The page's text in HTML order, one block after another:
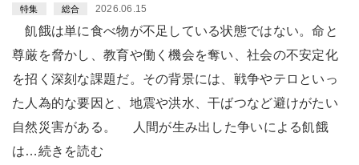
特集 総合 2026.06.15
飢餓は単に食べ物が不足している状態ではない。命と
尊厳を脅かし、教育や働く機会を奪い、社会の不安定化
を招く深刻な課題だ。その背景には、戦争やテロといっ
た人為的な要因と、地震や洪水、干ばつなど避けがたい
自然災害がある。 人間が生み出した争いによる飢餓
は…続きを読む